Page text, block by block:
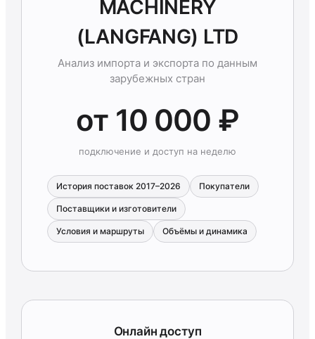
MACHINERY
(LANGFANG) LTD
Анализ импорта и экспорта по данным
зарубежных стран
от 10 000 ₽
подключение и доступ на неделю
История поставок 2017–2026 Покупатели
Поставщики и изготовители
Условия и маршруты Объёмы и динамика
Онлайн доступ